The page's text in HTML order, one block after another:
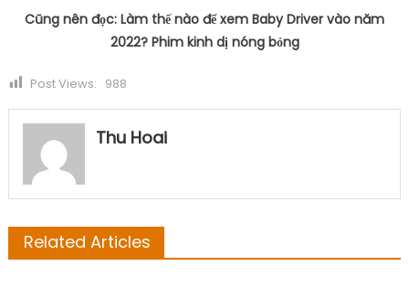
Cũng nên đọc: Làm thế nào để xem Baby Driver vào năm
2022? Phim kinh dị nóng bỏng
Post Views: 988
Thu Hoai
Related Articles